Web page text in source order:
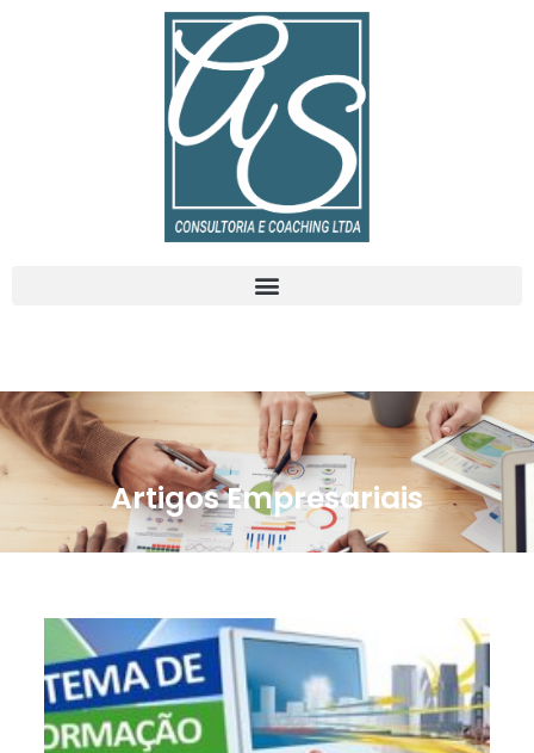
Artigos Empresariais